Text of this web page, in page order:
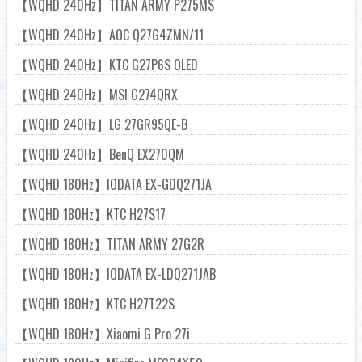
【WQHD 240Hz】TITAN ARMY P275MS
【WQHD 240Hz】AOC Q27G4ZMN/11
【WQHD 240Hz】KTC G27P6S OLED
【WQHD 240Hz】MSI G274QRX
【WQHD 240Hz】LG 27GR95QE-B
【WQHD 240Hz】BenQ EX270QM
【WQHD 180Hz】IODATA EX-GDQ271JA
【WQHD 180Hz】KTC H27S17
【WQHD 180Hz】TITAN ARMY 27G2R
【WQHD 180Hz】IODATA EX-LDQ271JAB
【WQHD 180Hz】KTC H27T22S
【WQHD 180Hz】Xiaomi G Pro 27i